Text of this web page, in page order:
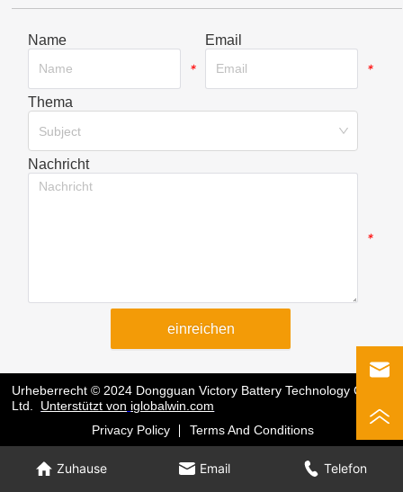
Name
*
Email
*
Thema
Subject
Nachricht
*
einreichen
Zuhause Email Telefon
Urheberrecht © 2024 Dongguan Victory Battery Technology Co.,
Ltd.
Unterstützt von iglobalwin.com
Privacy Policy
Terms And Conditions